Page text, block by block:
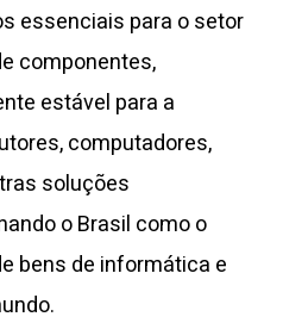
essenciais para o setor
componentes,
estável para a
computadores,
soluções
o Brasil como o
bens de informática e